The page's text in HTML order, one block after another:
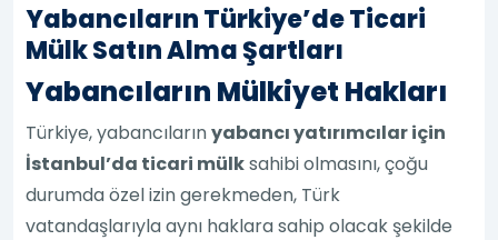
Yabancıların Türkiye’de Ticari
Mülk Satın Alma Şartları
Yabancıların Mülkiyet Hakları
Türkiye, yabancılarınyabancı yatırımcılar için
İstanbul’da ticari mülksahibi olmasını, çoğu
durumda özel izin gerekmeden, Türk
vatandaşlarıyla aynı haklara sahip olacak şekilde